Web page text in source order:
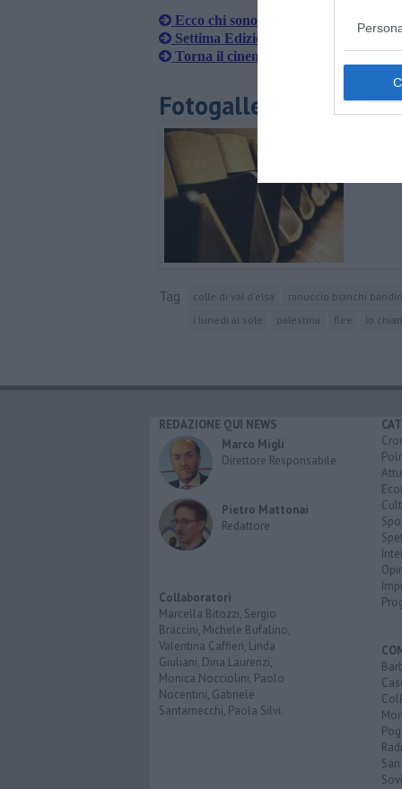
Ecco chi sono i vincitori del Film
Settima Edizione per il Casole Film
Torna il cinema estivo
Fotogallery
Tag colle di val d'elsa ranuccio bianchi
i lunedì al sole
palestina flee lo
REDAZIONE QUI NEWS
Marco Migli
Direttore Responsabile
Pietro Mattonai
Redattore
Collaboratori
Marcella Bitozzi, Sergio
Braccini, Michele Bufalino,
Valentina Caffieri, Linda
Giuliani, Dina Laurenzi,
Monica Nocciolini, Paolo
Nocentini, Gabriele
Santarnecchi, Paola Silvi.